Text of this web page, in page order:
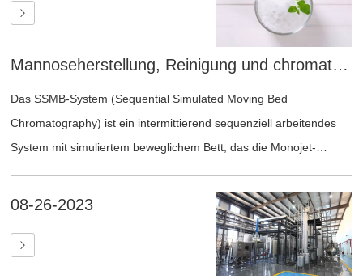
KONTAKT
Mannoseherstellung, Reinigung und chromatographische Trennung
Das SSMB-System (Sequential Simulated Moving Bed
Chromatography) ist ein intermittierend sequenziell arbeitendes
System mit simuliertem beweglichem Bett, das die Monojet-
Füllkörper. Durch die ausgeklügelte Kombination von Ausrüstung
und Steuerungsprogrammen wird die Bewegung der
Füllstoffschicht simuliert. Es werden verschiedene Betriebsmodi
mit intermittierender Zufuhr und Entladung in unterschiedlichen
08-26-2023